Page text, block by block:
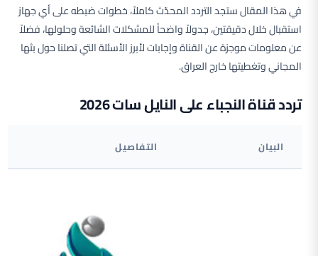
في هذا المقال ستجد التردد المحدّث كاملاً، خطوات ضبطه على أي جهاز
استقبال خلال دقيقتين، جدولاً واضحاً للمشكلات الشائعة وحلولها، فضلاً
عن معلومات موجزة عن القناة وإجابات لأبرز الأسئلة التي تصلنا حول بثها
المجاني وتغطيتها خارج العراق.
تردد قناة النجباء على النايل سات 2026
البيان التفاصيل